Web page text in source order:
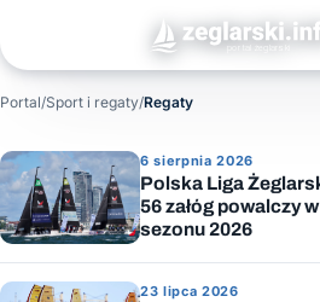
Portal/Sport i regaty/Regaty
6 sierpnia 2026
Polska Liga
56 załóg powalczy
sezonu 2026
23 lipca 2026